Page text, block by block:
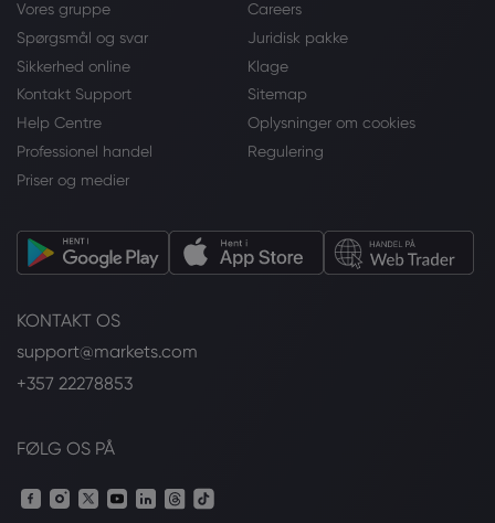
Vores gruppe
Careers
Spørgsmål og svar
Juridisk pakke
Sikkerhed online
Klage
Kontakt Support
Sitemap
Help Centre
Oplysninger om cookies
Professionel handel
Regulering
Priser og medier
KONTAKT OS
support@markets.com
+357 22278853
FØLG OS PÅ